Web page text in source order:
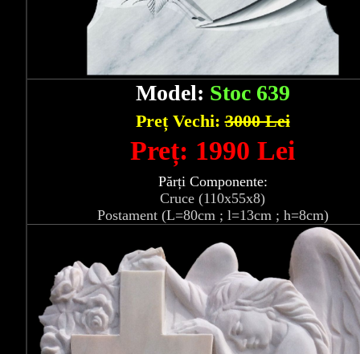
Model: Stoc 639
Preț Vechi:3000 Lei
Preț: 1990 Lei
Părți Componente:
Cruce (110x55x8)
Postament (L=80cm ; l=13cm ; h=8cm)